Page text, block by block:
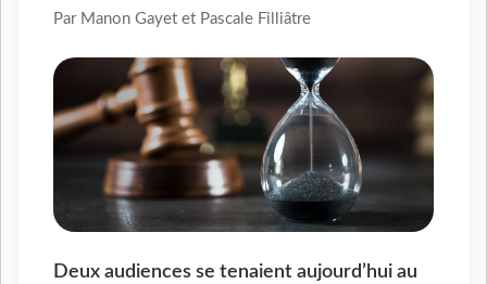
Par Manon Gayet et Pascale Filliâtre
Deux audiences se tenaient aujourd’hui au